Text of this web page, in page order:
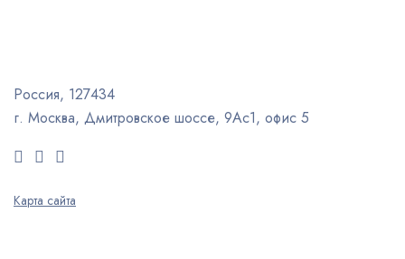
Россия, 127434
г. Москва, Дмитровское шоссе, 9Ас1, офис 5
Карта сайта